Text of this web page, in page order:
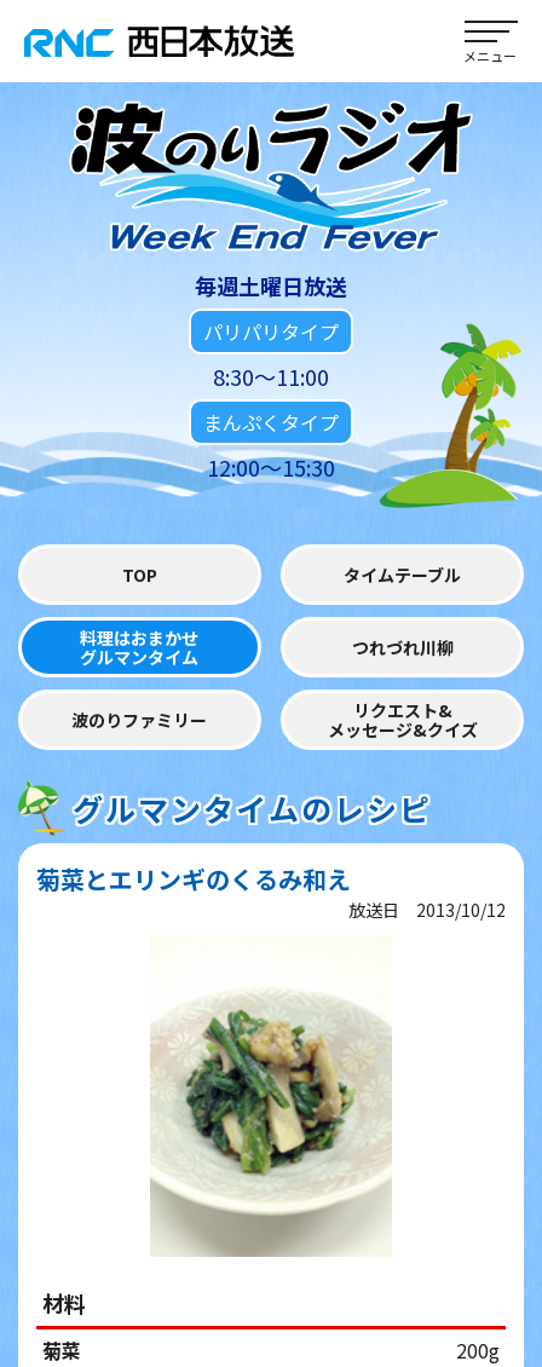
毎週土曜日放送
パリパリタイプ
8:30～11:00
まんぷくタイプ
12:00～15:30
TOP タイムテーブル
料理はおまかせ
グルマンタイム
つれづれ川柳
波のりファミリー
リクエスト&
メッセージ&クイズ
グルマンタイムのレシピ
菊菜とエリンギのくるみ和え
放送日 2013/10/12
材料
菊菜
200g